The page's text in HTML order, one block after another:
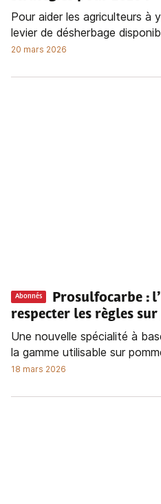
Pour aider les agriculteurs à
levier de désherbage
20 mars 2026
Abonnés
Prosulfocarbe :
respecter les règles
Une nouvelle spécialité à
la gamme utilisable sur
18 mars 2026